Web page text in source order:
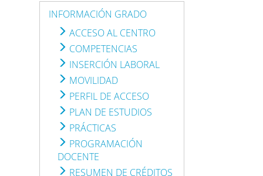
INFORMACIÓN GRADO
ACCESO AL CENTRO
COMPETENCIAS
INSERCIÓN LABORAL
MOVILIDAD
PERFIL DE ACCESO
PLAN DE ESTUDIOS
PRÁCTICAS
PROGRAMACIÓN
DOCENTE
RESUMEN DE CRÉDITOS